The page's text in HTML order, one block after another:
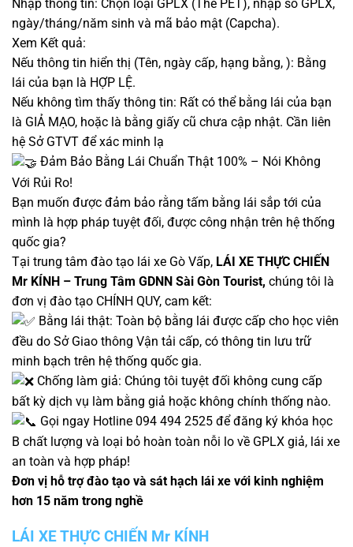
Nhập thông tin: Chọn loại GPLX (Thẻ PET), nhập số GPLX,
ngày/tháng/năm sinh và mã bảo mật (Capcha).
Xem Kết quả:
Nếu thông tin hiển thị (Tên, ngày cấp, hạng bằng, ): Bằng
lái của bạn là HỢP LỆ.
Nếu không tìm thấy thông tin: Rất có thể bằng lái của bạn
là GIẢ MẠO, hoặc là bằng giấy cũ chưa cập nhật. Cần liên
hệ Sở GTVT để xác minh lạ
Đảm Bảo Bằng Lái Chuẩn Thật 100% – Nói Không
Với Rủi Ro!
Bạn muốn được đảm bảo rằng tấm bằng lái sắp tới của
mình là hợp pháp tuyệt đối, được công nhận trên hệ thống
quốc gia?
Tại trung tâm đào tạo lái xe Gò Vấp, LÁI XE THỰC CHIẾN
Mr KÍNH – Trung Tâm GDNN Sài Gòn Tourist, chúng tôi là
đơn vị đào tạo CHÍNH QUY, cam kết:
Bằng lái thật: Toàn bộ bằng lái được cấp cho học viên
đều do Sở Giao thông Vận tải cấp, có thông tin lưu trữ
minh bạch trên hệ thống quốc gia.
Chống làm giả: Chúng tôi tuyệt đối không cung cấp
bất kỳ dịch vụ làm bằng giả hoặc không chính thống nào.
Gọi ngay Hotline 094 494 2525 để đăng ký khóa học
B chất lượng và loại bỏ hoàn toàn nỗi lo về GPLX giả, lái xe
an toàn và hợp pháp!
Đơn vị hỗ trợ đào tạo và sát hạch lái xe với kinh nghiệm
hơn 15 năm trong nghề
LÁI XE THỰC CHIẾN Mr KÍNH